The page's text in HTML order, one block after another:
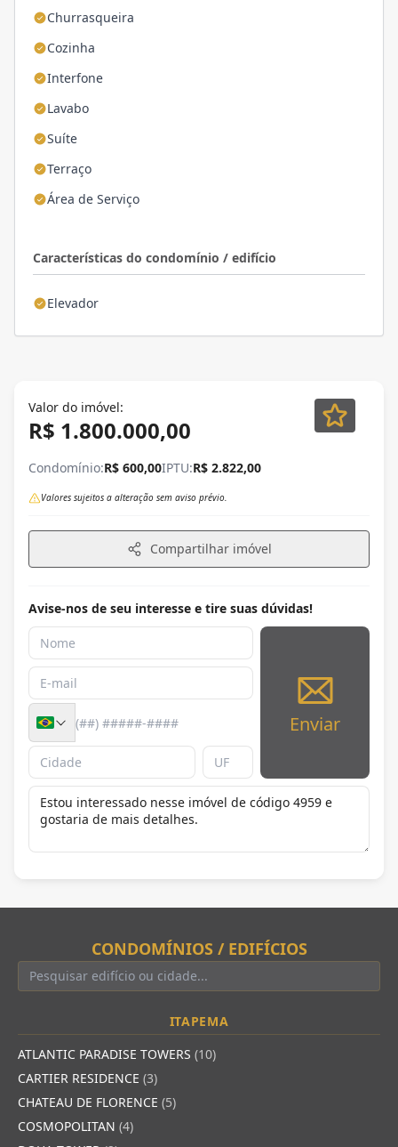
Churrasqueira
Cozinha
Interfone
Lavabo
Suíte
Terraço
Área de Serviço
Características do condomínio / edifício
Elevador
Valor do imóvel:
R$ 1.800.000,00
Condomínio:R$ 600,00IPTU:R$ 2.822,00
Valores sujeitos a alteração sem aviso prévio.
Compartilhar imóvel
Avise-nos de seu interesse e tire suas dúvidas!
Enviar
CONDOMÍNIOS / EDIFÍCIOS
ITAPEMA
ATLANTIC PARADISE TOWERS (10)
CARTIER RESIDENCE (3)
CHATEAU DE FLORENCE (5)
COSMOPOLITAN (4)